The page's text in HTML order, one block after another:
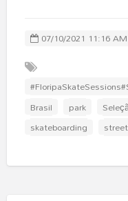
07/10/2021 11:16 AM
Brasil
park
skateboarding
street